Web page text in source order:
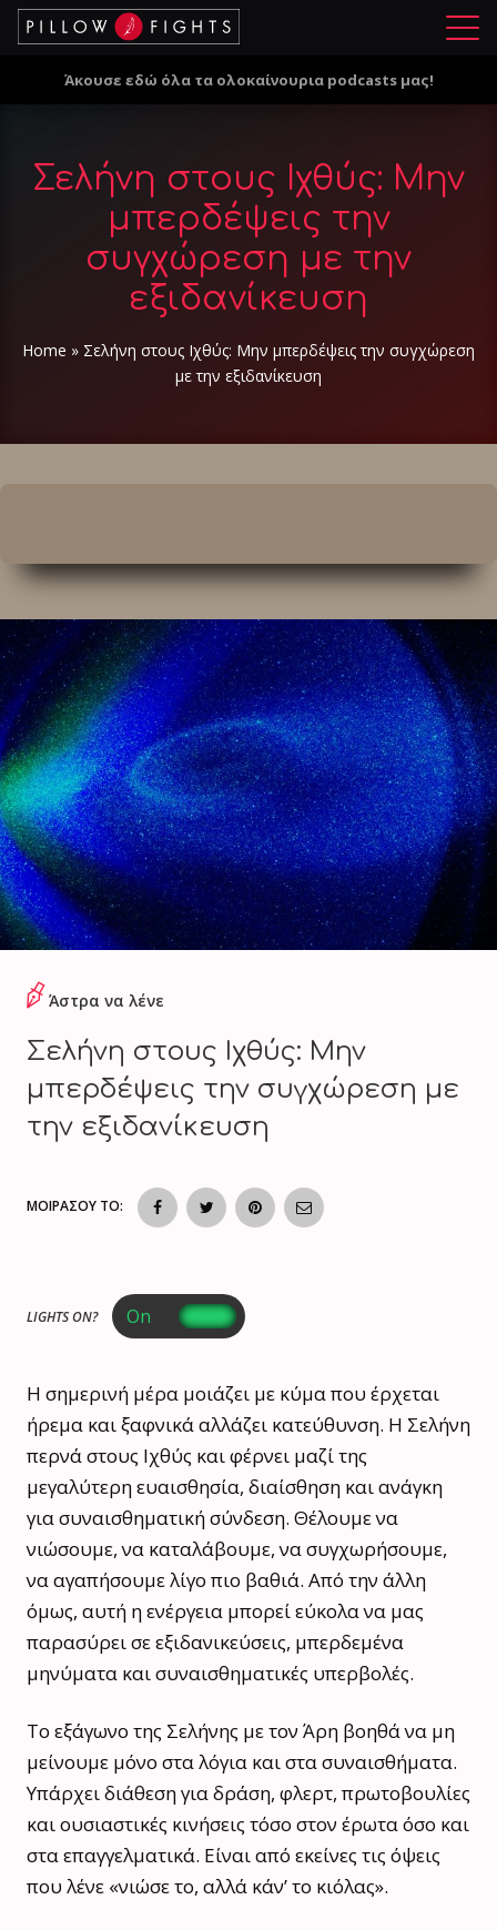
Μ
ο
Άκουσε εδώ όλα τα ολοκαίνουρια podcasts μας!
Σελήνη στους Ιχθύς: Μην
μπερδέψεις την
συγχώρεση με την
εξιδανίκευση
Home » Σελήνη στους Ιχθύς: Μην μπερδέψεις την συγχώρεση
με την εξιδανίκευση
Άστρα να λένε
Σελήνη στους Ιχθύς: Μην
μπερδέψεις την συγχώρεση με
την εξιδανίκευση
ΜΟΙΡΑΣΟΥ ΤΟ:
LIGHTS ON?
Η σημερινή μέρα μοιάζει με κύμα που έρχεται
ήρεμα και ξαφνικά αλλάζει κατεύθυνση. Η Σελήνη
περνά στους Ιχθύς και φέρνει μαζί της
μεγαλύτερη ευαισθησία, διαίσθηση και ανάγκη
για συναισθηματική σύνδεση. Θέλουμε να
νιώσουμε, να καταλάβουμε, να συγχωρήσουμε,
να αγαπήσουμε λίγο πιο βαθιά. Από την άλλη
όμως, αυτή η ενέργεια μπορεί εύκολα να μας
παρασύρει σε εξιδανικεύσεις, μπερδεμένα
μηνύματα και συναισθηματικές υπερβολές.
Το εξάγωνο της Σελήνης με τον Άρη βοηθά να μη
μείνουμε μόνο στα λόγια και στα συναισθήματα.
Υπάρχει διάθεση για δράση, φλερτ, πρωτοβουλίες
και ουσιαστικές κινήσεις τόσο στον έρωτα όσο και
στα επαγγελματικά. Είναι από εκείνες τις όψεις
που λένε «νιώσε το, αλλά κάν’ το κιόλας».